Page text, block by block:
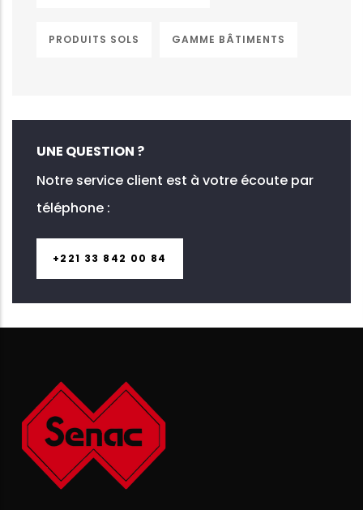
PRODUITS SOLS GAMME BÂTIMENTS
UNE QUESTION ?
Notre service client est à votre écoute par
téléphone :
+221 33 842 00 84